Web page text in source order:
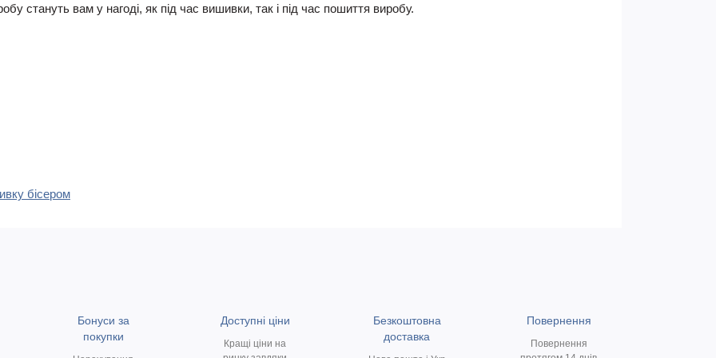
стануть вам у нагоді, як під час вишивки, так і під час пошиття виробу.
бісером
Бонуси за
покупки
Доступні ціни
Кращі ціни на
Безкоштовна
доставка
Повернення
Повернення